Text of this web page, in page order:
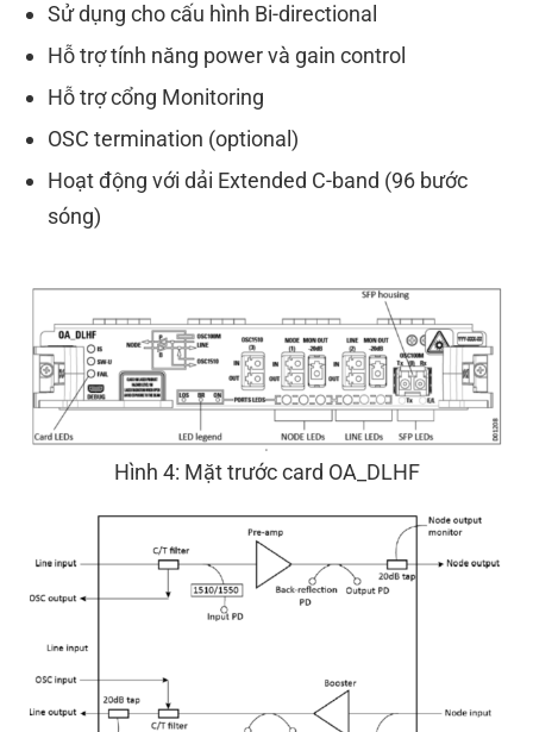
Sử dụng cho cấu hình Bi-directional
Hỗ trợ tính năng power và gain control
Hỗ trợ cổng Monitoring
OSC termination (optional)
Hoạt động với dải Extended C-band (96 bước
sóng)
Hình 4: Mặt trước card OA_DLHF